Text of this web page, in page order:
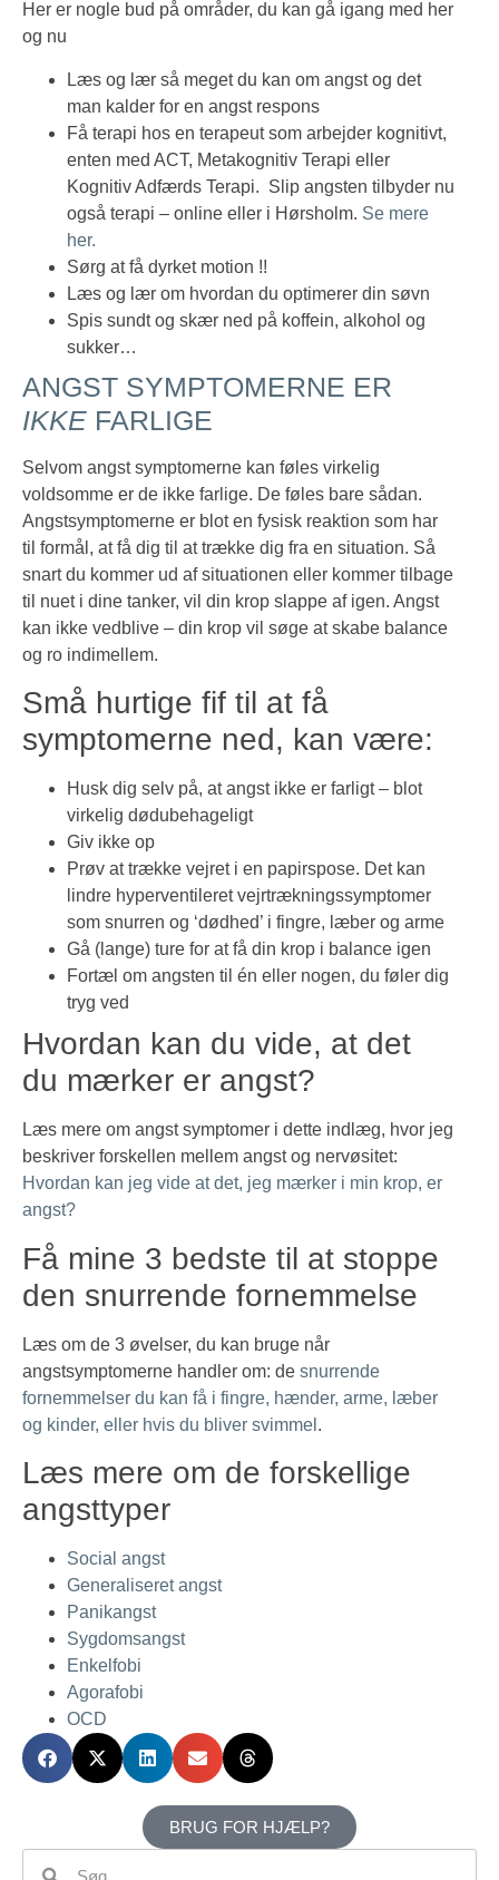
Her er nogle bud på områder, du kan gå igang med her
og nu
Læs og lær så meget du kan om angst og det
man kalder for en angst respons
Få terapi hos en terapeut som arbejder kognitivt,
enten med ACT, Metakognitiv Terapi eller
Kognitiv Adfærds Terapi. Slip angsten tilbyder nu
også terapi – online eller i Hørsholm. Se mere
her.
Sørg at få dyrket motion !!
Læs og lær om hvordan du optimerer din søvn
Spis sundt og skær ned på koffein, alkohol og
sukker…
ANGST SYMPTOMERNE ER
IKKE FARLIGE
Selvom angst symptomerne kan føles virkelig
voldsomme er de ikke farlige. De føles bare sådan.
Angstsymptomerne er blot en fysisk reaktion som har
til formål, at få dig til at trække dig fra en situation. Så
snart du kommer ud af situationen eller kommer tilbage
til nuet i dine tanker, vil din krop slappe af igen. Angst
kan ikke vedblive – din krop vil søge at skabe balance
og ro indimellem.
Små hurtige fif til at få
symptomerne ned, kan være:
Husk dig selv på, at angst ikke er farligt – blot
virkelig dødubehageligt
Giv ikke op
Prøv at trække vejret i en papirspose. Det kan
lindre hyperventileret vejrtrækningssymptomer
som snurren og ‘dødhed’ i fingre, læber og arme
Gå (lange) ture for at få din krop i balance igen
Fortæl om angsten til én eller nogen, du føler dig
tryg ved
Hvordan kan du vide, at det
du mærker er angst?
Læs mere om angst symptomer i dette indlæg, hvor jeg
beskriver forskellen mellem angst og nervøsitet:
Hvordan kan jeg vide at det, jeg mærker i min krop, er
angst?
Få mine 3 bedste til at stoppe
den snurrende fornemmelse
Læs om de 3 øvelser, du kan bruge når
angstsymptomerne handler om: de snurrende
fornemmelser du kan få i fingre, hænder, arme, læber
og kinder, eller hvis du bliver svimmel .
Læs mere om de forskellige
angsttyper
Social angst
Generaliseret angst
Panikangst
Sygdomsangst
Enkelfobi
Agorafobi
OCD
BRUG FOR HJÆLP?